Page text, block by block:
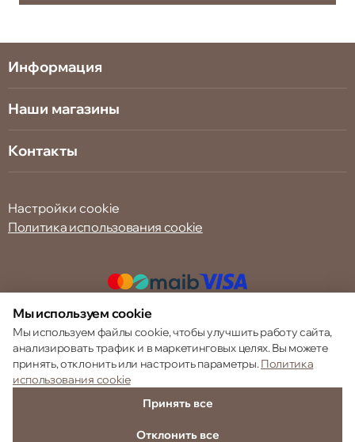
Информация
Наши магазины
Контакты
Настройки cookie
Политика использования cookie
© 2013 – 2026 ECOM
Мы используем cookie
Мы используем файлы cookie, чтобы улучшить работу сайта,
анализировать трафик и в маркетинговых целях. Вы можете
принять, отклонить или настроить параметры.Политика
использования cookie
Принять все
Отклонить все